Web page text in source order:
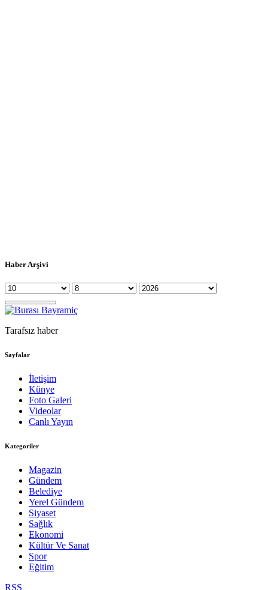
Haber Arşivi
Tarafsız haber
Sayfalar
İletişim
Künye
Foto Galeri
Videolar
Canlı Yayın
Kategoriler
Magazin
Gündem
Belediye
Yerel Gündem
Siyaset
Sağlık
Ekonomi
Kültür Ve Sanat
Spor
Eğitim
RSS